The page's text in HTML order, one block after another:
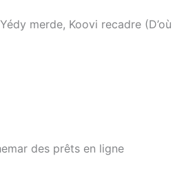
merde, Koovi recadre (D’où
des prêts en ligne